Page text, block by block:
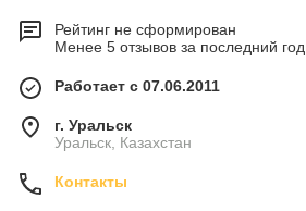
Рейтинг не сформирован
Менее 5 отзывов за последний год
Работает с 07.06.2011
г. Уральск
Уральск, Казахстан
Контакты